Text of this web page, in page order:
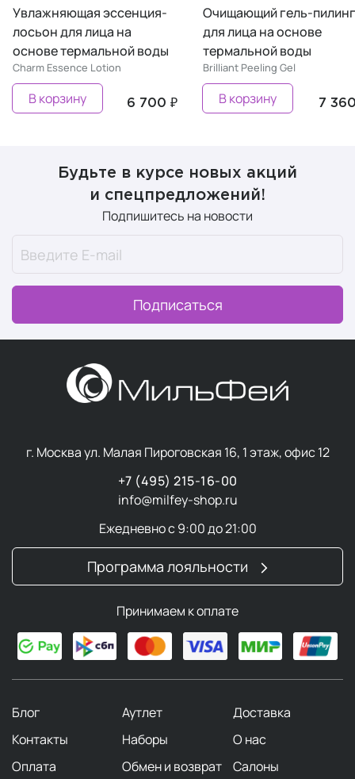
Увлажняющая эссенция-
лосьон для лица на
основе термальной воды
Charm Essence Lotion
6 700 ₽
В корзину
Очищающий гель-пилинг
для лица на основе
термальной воды
Brilliant Peeling Gel
7
В корзину
Будьте в курсе новых акций
и спецпредложений!
Подпишитесь на новости
Подписаться
г. Москва ул. Малая Пироговская 16, 1 этаж, офис 12
+7 (495) 215-16-00
info@milfey-shop.ru
Ежедневно с 9:00 до 21:00
Программа лояльности
Принимаем к оплате
Блог Аутлет
Доставка
Контакты
Наборы
О нас
Оплата
Обмен и возврат Салоны